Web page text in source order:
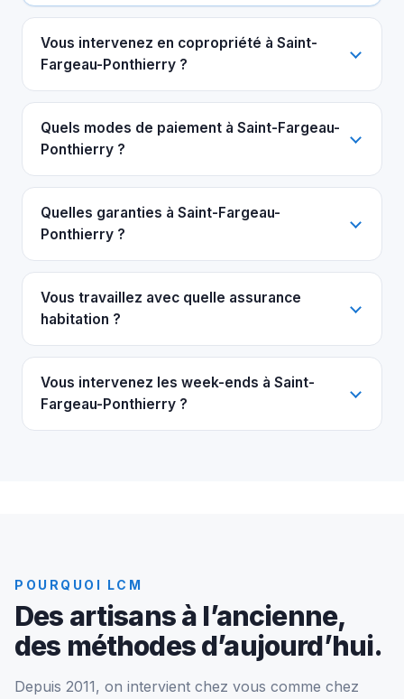
Vous intervenez en copropriété à Saint-
Fargeau-Ponthierry ?
Quels modes de paiement à Saint-Fargeau-
Ponthierry ?
Quelles garanties à Saint-Fargeau-
Ponthierry ?
Vous travaillez avec quelle assurance
habitation ?
Vous intervenez les week-ends à Saint-
Fargeau-Ponthierry ?
POURQUOI LCM
Des artisans à l’ancienne,
des méthodes d’aujourd’hui.
Depuis 2011, on intervient chez vous comme chez